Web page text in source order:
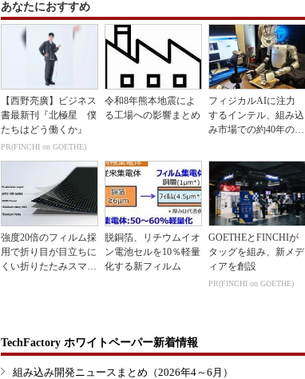
あなたにおすすめ
【西野亮廣】ビジネス
書最新刊『北極星 僕
たちはどう働くか』
PR(FINCHI on GOETHE)
令和8年熊本地震によ
る工場への影響まとめ
フィジカルAIに注力
するインテル、組み込
み市場での約40年の実
強度20倍のフィルム採
用で折り目が目立ちに
くい折りたたみスマホ
脱銅箔、リチウムイオ
ン電池セルを10％軽量
化する新フィルム
GOETHEとFINCHIが
タッグを組み、新メデ
ィアを創設
PR(FINCHI on GOETHE)
TechFactory ホワイトペーパー新着情報
組み込み開発ニュースまとめ（2026年4～6月）